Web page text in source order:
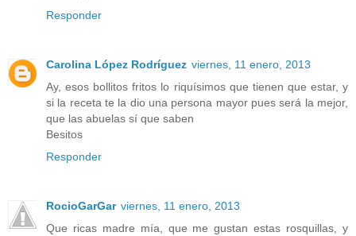
Responder
Carolina López Rodríguez viernes, 11 enero, 2013
Ay, esos bollitos fritos lo riquísimos que tienen que estar, y
si la receta te la dio una persona mayor pues será la mejor,
que las abuelas sí que saben
Besitos
Responder
RocioGarGar viernes, 11 enero, 2013
Que ricas madre mía, que me gustan estas rosquillas, y